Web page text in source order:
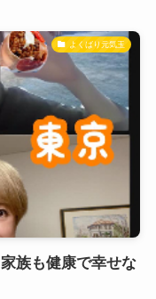
よくばり元気玉
族も健康で幸せな